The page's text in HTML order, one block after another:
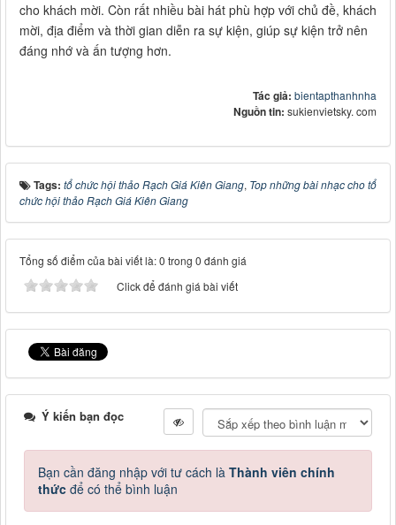
cho khách mời. Còn rất nhiều bài hát phù hợp với chủ đề, khách
mời, địa điểm và thời gian diễn ra sự kiện, giúp sự kiện trở nên
đáng nhớ và ấn tượng hơn.
Tác giả: bientapthanhnha
Nguồn tin: sukienvietsky. com
Tags: tổ chức hội thảo Rạch Giá Kiên Giang, Top những bài nhạc cho tổ
chức hội thảo Rạch Giá Kiên Giang
Tổng số điểm của bài viết là: 0 trong 0 đánh giá
Click để đánh giá bài viết
Ý kiến bạn đọc
Bạn cần đăng nhập với tư cách là Thành viên chính
thức để có thể bình luận